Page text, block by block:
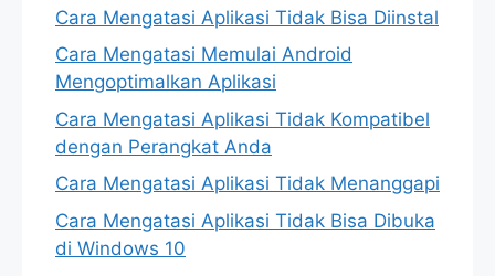
Cara Mengatasi Aplikasi Tidak Bisa Diinstal
Cara Mengatasi Memulai Android
Mengoptimalkan Aplikasi
Cara Mengatasi Aplikasi Tidak Kompatibel
dengan Perangkat Anda
Cara Mengatasi Aplikasi Tidak Menanggapi
Cara Mengatasi Aplikasi Tidak Bisa Dibuka
di Windows 10